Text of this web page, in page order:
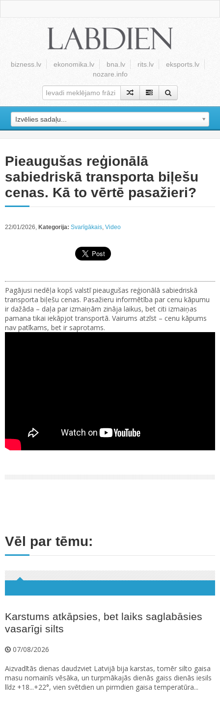
bizness.lv ekonomika.lv bna.lv rits.lv
eksports.lv
nozare.info
Izvēlies sadaļu...
Pieaugušas reģionālā
sabiedriskā transporta biļešu
cenas. Kā to vērtē pasažieri?
22/01/2026, Kategorija: Svarīgākais, Video
Pagājusi nedēļa kopš valstī pieaugušas reģionālā sabiedriskā
transporta biļešu cenas. Pasažieru informētība par cenu kāpumu
ir dažāda – daļa par izmaiņām zināja laikus, bet citi izmaiņas
pamana tikai iekāpjot transportā. Vairums atzīst – cenu kāpums
nav patīkams, bet ir saprotams.
Vēl par tēmu:
Karstums atkāpsies, bet laiks saglabāsies
vasarīgi silts
07/08/2026
Aizvadītās dienas daudzviet Latvijā bija karstas, tomēr silto gaisa
masu nomainīs vēsāka, un turpmākajās dienās gaiss dienās iesils
līdz +18...+22°, vien svētdien un pirmdien gaisa temperatūra...